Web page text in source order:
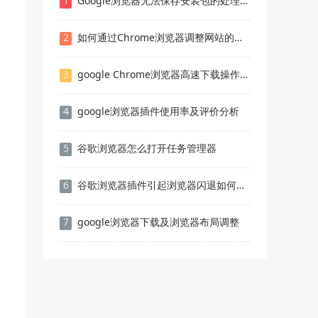
2 如何通过Chrome浏览器调整网站的权限设置
3 google Chrome浏览器高速下载操作经验
4 google浏览器插件使用率及评价分析
5 谷歌浏览器怎么打开任务管理器
6 谷歌浏览器插件引起浏览器闪退如何定位问题
7 google浏览器下载及浏览器布局调整